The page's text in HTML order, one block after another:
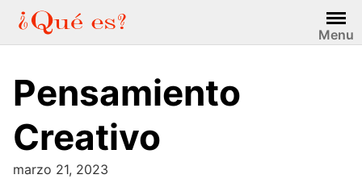
Saltar
contenido
Menu
Pensamiento
Creativo
marzo 21, 2023